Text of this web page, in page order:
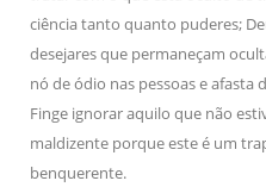
ciência tanto quanto puderes;
desejares que permaneçam
nó de ódio nas pessoas e afasta
Finge ignorar aquilo que não
maldizente porque este é um
benquerente.